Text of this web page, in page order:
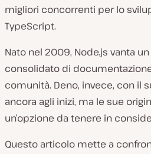
migliori concorrenti per lo
TypeScript.
Nato nel 2009, Node.js vanta
consolidato di
comunità. Deno, invece, con il
ancora agli inizi, ma le sue
un’opzione da tenere in
Questo articolo mette a